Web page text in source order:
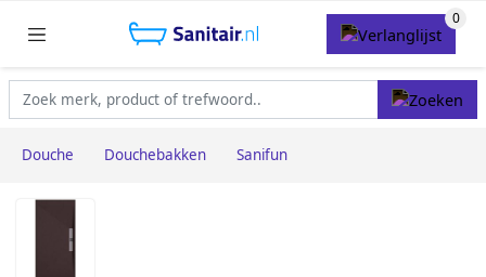
Douche Douchebakken Sanifun